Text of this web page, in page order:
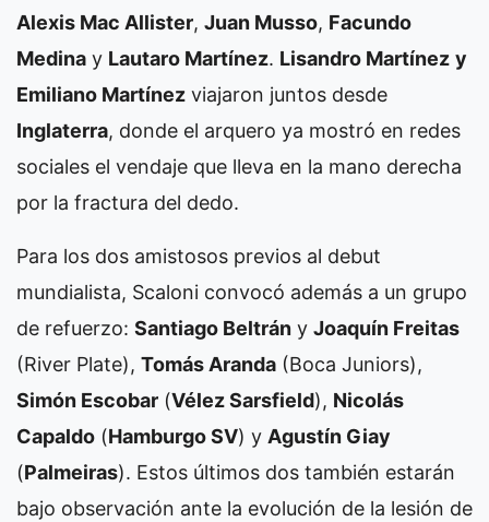
Alexis Mac Allister, Juan Musso, Facundo
Medina y Lautaro Martínez. Lisandro Martínez y
Emiliano Martínez viajaron juntos desde
Inglaterra, donde el arquero ya mostró en redes
sociales el vendaje que lleva en la mano derecha
por la fractura del dedo.
Para los dos amistosos previos al debut
mundialista, Scaloni convocó además a un grupo
de refuerzo: Santiago Beltrán y Joaquín Freitas
(River Plate), Tomás Aranda (Boca Juniors),
Simón Escobar (Vélez Sarsfield), Nicolás
Capaldo (Hamburgo SV) y Agustín Giay
(Palmeiras). Estos últimos dos también estarán
bajo observación ante la evolución de la lesión de